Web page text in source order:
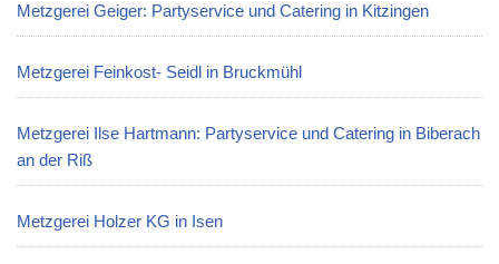
Metzgerei Geiger: Partyservice und Catering in Kitzingen
Metzgerei Feinkost- Seidl in Bruckmühl
Metzgerei Ilse Hartmann: Partyservice und Catering in Biberach
an der Riß
Metzgerei Holzer KG in Isen